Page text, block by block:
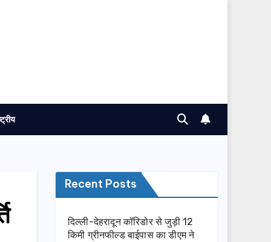
Recent Posts
दिल्ली-देहरादून कॉरिडोर से जुड़ी 12
किमी ग्रीनफील्ड बाईपास का डीएम ने